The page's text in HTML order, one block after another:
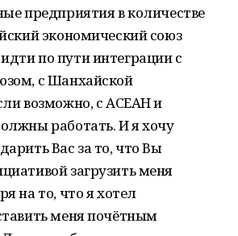
предприятия в количестве
экономический союз
по пути интеграции с
с Шанхайской
возможно, с АСЕАН и
работать. И я хочу
Вас за то, что Вы
загрузить меня
на то, что я хотел
меня почётным